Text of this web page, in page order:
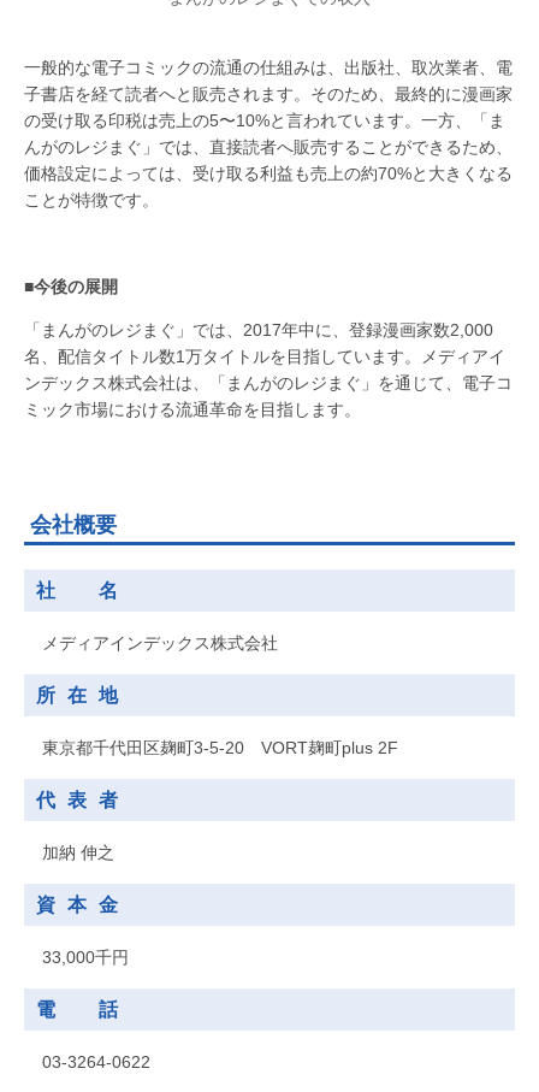
一般的な電子コミックの流通の仕組みは、出版社、取次業者、電
子書店を経て読者へと販売されます。そのため、最終的に漫画家
の受け取る印税は売上の5〜10%と言われています。一方、「ま
んがのレジまぐ」では、直接読者へ販売することができるため、
価格設定によっては、受け取る利益も売上の約70%と大きくなる
ことが特徴です。
■今後の展開
「まんがのレジまぐ」では、2017年中に、登録漫画家数2,000
名、配信タイトル数1万タイトルを目指しています。メディアイ
ンデックス株式会社は、「まんがのレジまぐ」を通じて、電子コ
ミック市場における流通革命を目指します。
会社概要
社 名
メディアインデックス株式会社
所在地
東京都千代田区麹町3-5-20 VORT麹町plus 2F
代表者
加納 伸之
資本金
33,000千円
電 話
03-3264-0622